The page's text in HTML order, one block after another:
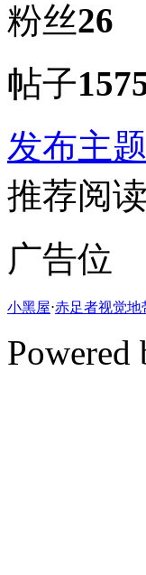
粉丝26
帖子
发布主题
推荐阅读
广告位
小黑屋⋅赤足者视觉地
Powered